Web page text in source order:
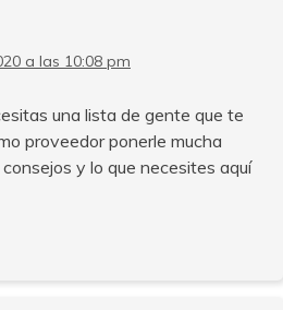
a las 10:08 pm
una lista de gente que te
proveedor ponerle mucha
y lo que necesites aquí